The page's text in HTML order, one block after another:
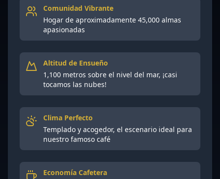
Comunidad Vibrante
Hogar de aproximadamente 45,000 almas
apasionadas
Altitud de Ensueño
1,100 metros sobre el nivel del mar, ¡casi
tocamos las nubes!
Clima Perfecto
Templado y acogedor, el escenario ideal para
nuestro famoso café
Economía Cafetera